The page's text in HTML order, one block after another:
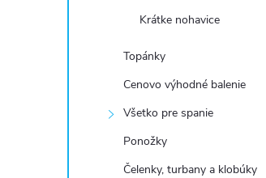
Krátke nohavice
Topánky
Cenovo výhodné balenie
Všetko pre spanie
Ponožky
Čelenky, turbany a klobúky